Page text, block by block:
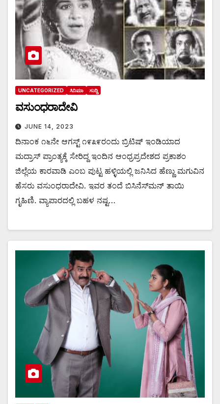
UNCATEGORIZED ಸಿನಿಮಾ ಸುದ್ದಿ
ವಸುಂಧರಾದೇವಿ
JUNE 14, 2023
ದಿನಾಂಕ ೧೬ನೇ ಆಗಸ್ಟ್ ೧೯೩೯ರಂದು ಬ್ರಿಟಿಷ್ ಇಂಡಿಯಾದ
ಮದ್ರಾಸ್ ಪ್ರಾಂತ್ಯಕ್ಕೆ ಸೇರಿದ್ದ ಇಂದಿನ ಆಂಧ್ರಪ್ರದೇಶದ ಪ್ರಕಾಶಂ
ಜಿಲ್ಲೆಯ ಕಾರವಾಡಿ ಎಂಬ ಪುಟ್ಟ ಹಳ್ಳಿಯಲ್ಲಿ ಜನಿಸಿದ ಹೆಣ್ಣು ಮಗುವಿನ
ಹೆಸರು ವಸುಂಧರಾದೇವಿ. ಇವರ ತಂದೆ ಬಿಸಿನೆಸ್‌ಮನ್ ತಾಯಿ
ಗೃಹಿಣಿ. ವ್ಯಾಪಾರದಲ್ಲಿ ಬಹಳ ನಷ್ಟ…